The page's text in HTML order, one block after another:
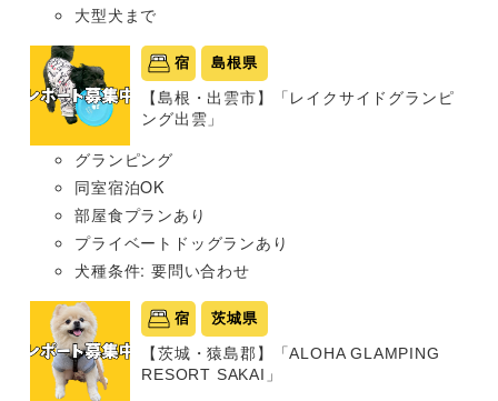
大型犬まで
宿 島根県
【島根・出雲市】「レイクサイドグランピ
ング出雲」
グランピング
同室宿泊OK
部屋食プランあり
プライベートドッグランあり
犬種条件: 要問い合わせ
宿 茨城県
【茨城・猿島郡】「ALOHA GLAMPING
RESORT SAKAI」